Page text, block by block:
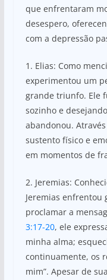
que enfrentaram
desespero,
com a depressão
1. Elias: Como
experimentou um
grande triunfo. Ele
sozinho e
abandonou.
sustento físico e
em momentos de
2. Jeremias:
Jeremias enfrentou
proclamar a
3:17-20, ele
minha alma;
continuamente, os
mim”. Apesar de